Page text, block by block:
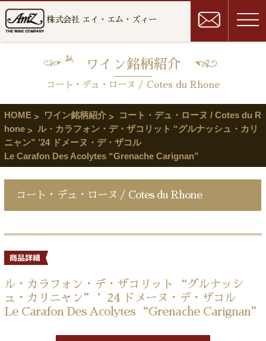
株式会社 エイ・エム・ズィー
ワイン銘柄紹介
コート・デュ・ローヌ / Cotes du Rhone
HOME ワイン銘柄紹介
コート・デュ・ローヌ / Cotes du R
hone
ル・カラフォン・デ・ザコリット “グルナッシュ・カリ
ニャン” ’24 ドメーヌ・デ・ザコル
Le Carafon Des Acolytes “Grenache Carignan”
コート・デュ・ローヌ / Cotes du Rhone
ル・カラフォン・デ・ザコリット “グルナッシ
ュ・カリニャン” ’24 ドメーヌ・デ・ザコル
Le Carafon Des Acolytes “Grenache Carignan”